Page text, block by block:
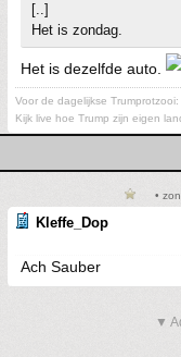
[..]
Het is zondag.
Het is dezelfde auto.
Voor de dagelijkse Trumprotzooi:
Kijk live hoe Trump zijn eigen
•
Kleffe_Dop
Ach Sauber
▼